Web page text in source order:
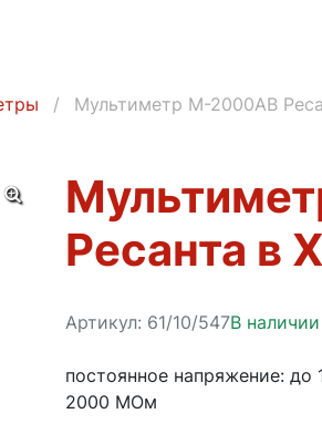
Мультиметр М-2000АВ
Ресанта в
Артикул: 61/10/547В наличии
постоянное напряжение:
2000 МОм